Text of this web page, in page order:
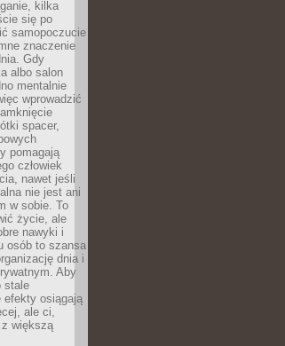
kilka
się po
samopoczucie
znaczenie
Gdy
albo salon
mentalnie
wprowadzić
spacer,
pomagają
człowiek
nawet jeśli
nie jest ani
w sobie. To
życie, ale
nawyki i
osób to szansa
dnia i
Aby
stale
efekty osiągają
ale ci,
większą